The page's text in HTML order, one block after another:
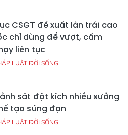
CSGT đề xuất làn trái cao
chỉ dùng để vượt, cấm
liên tục
LUẬT ĐỜI SỐNG
sát đột kích nhiều xưởng
tạo súng đạn
LUẬT ĐỜI SỐNG